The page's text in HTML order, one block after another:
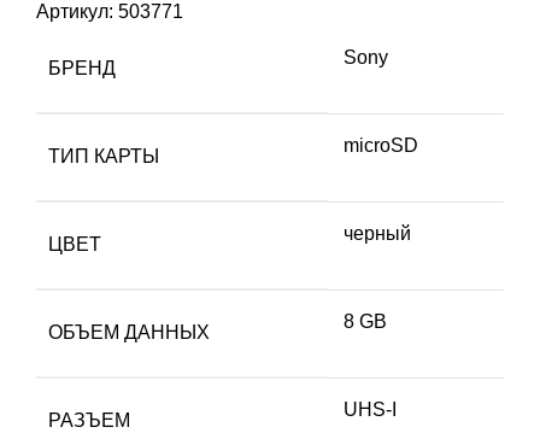
Артикул: 503771
БРЕНД
Sony
ТИП КАРТЫ
microSD
ЦВЕТ
черный
ОБЪЕМ ДАННЫХ
8 GB
РАЗЪЕМ
UHS-I